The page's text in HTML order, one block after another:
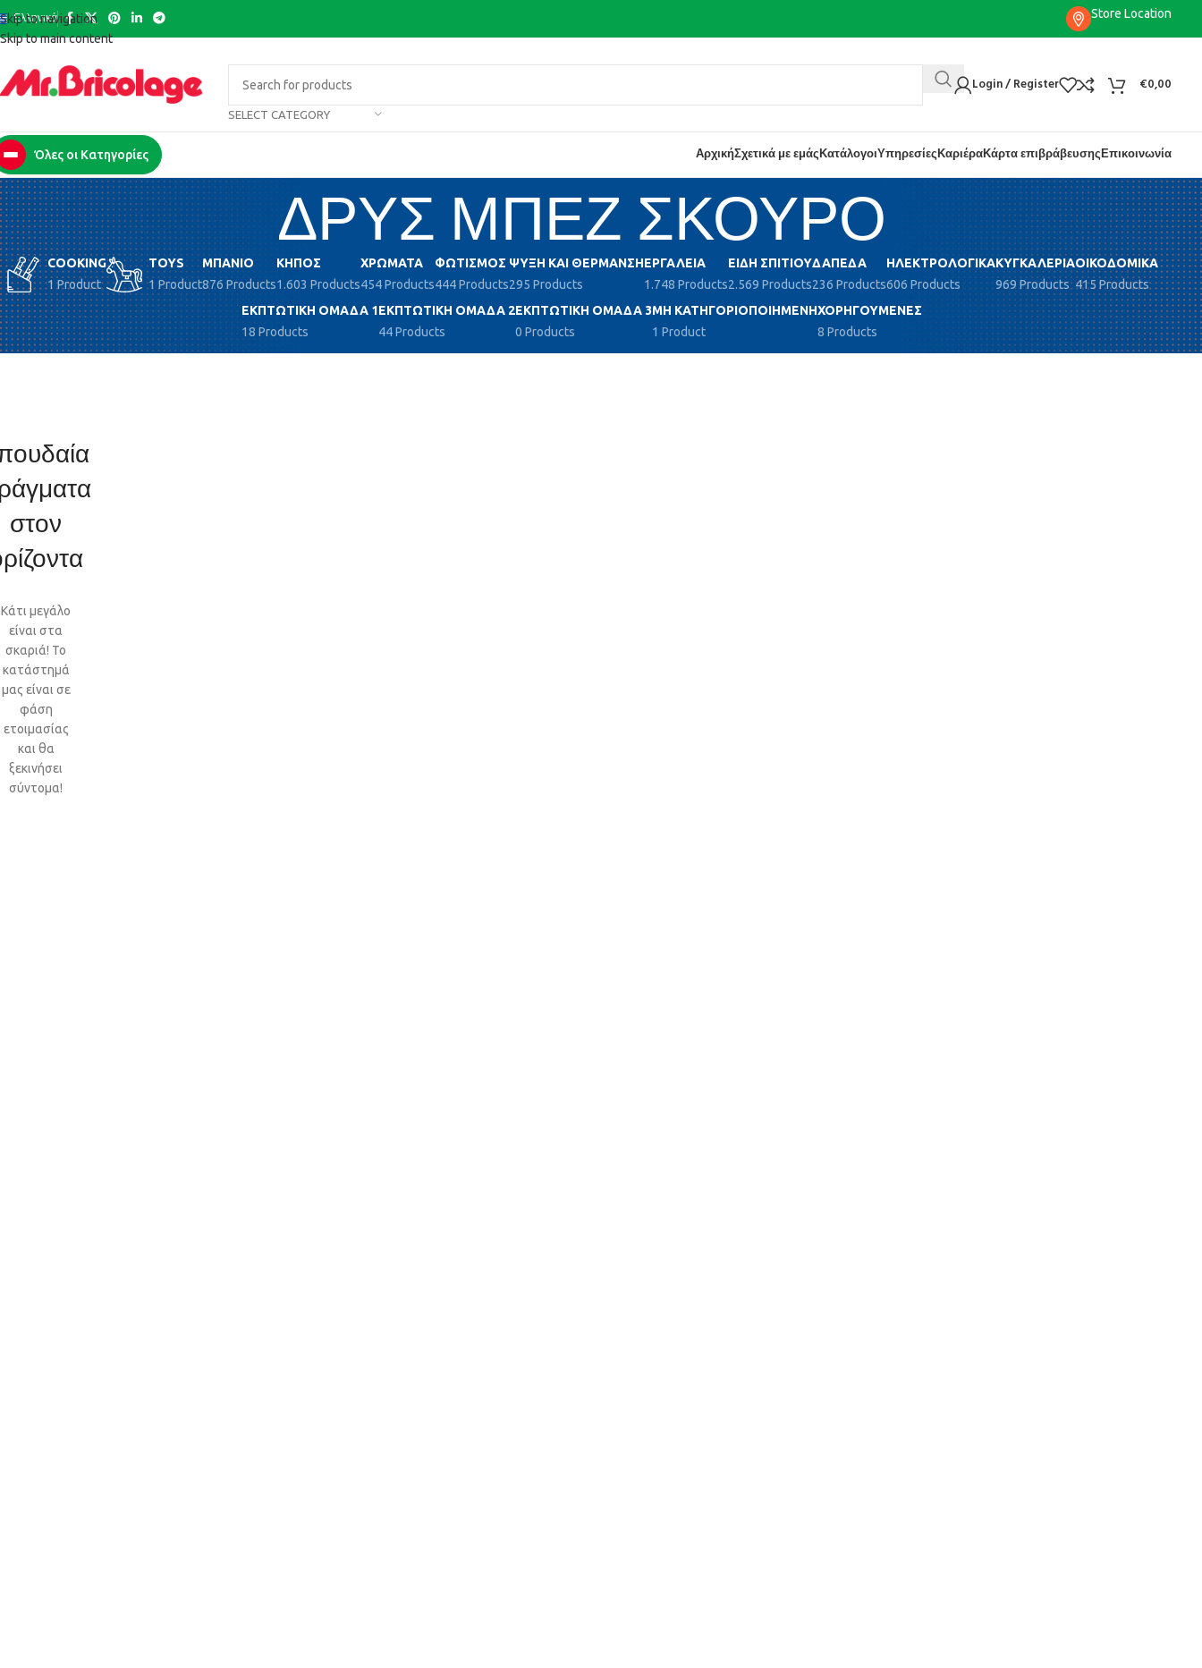
Skip to navigation
Skip to main content
Ελληνικά Store Location
SELECT CATEGORY
Login / Register €0,00
Όλες οι Κατηγορίες ΑρχικήΣχετικά με εμάςΚατάλογοιΥπηρεσίεςΚαριέραΚάρτα επιβράβευσηςΕπικοινωνία
ΔΡΥΣ ΜΠΕΖ ΣΚΟΥΡΟ
COOKING
1 Product
TOYS
1 Product
ΜΠΆΝΙΟ
876 Products
ΚΉΠΟΣ
1.603 Products
ΧΡΏΜΑΤΑ
454 Products
ΦΩΤΙΣΜΌΣ
444 Products
ΨΎΞΗ ΚΑΙ ΘΈΡΜΑΝΣΗ
295 Products
ΕΡΓΑΛΕΊΑ
1.748 Products
ΕΊΔΗ ΣΠΙΤΙΟΎ
2.569 Products
ΔΆΠΕΔΑ
236 Products
ΗΛΕΚΤΡΟΛΟΓΙΚΆ
606 Products
ΚΥΓΚΑΛΕΡΊΑ
969 Products
ΟΙΚΟΔΟΜΙΚΆ
415 Products
ΕΚΠΤΩΤΙΚΉ ΟΜΆΔΑ 1
18 Products
ΕΚΠΤΩΤΙΚΉ ΟΜΆΔΑ 2
44 Products
ΕΚΠΤΩΤΙΚΉ ΟΜΆΔΑ 3
0 Products
ΜΗ ΚΑΤΗΓΟΡΙΟΠΟΙΗΜΈΝΗ
1 Product
ΧΟΡΗΓΟΎΜΕΝΕΣ
8 Products
στον
Κάτι μεγάλο
είναι στα
σκαριά! Το
κατάστημά
μας είναι σε
φάση
ετοιμασίας
και θα
ξεκινήσει
σύντομα!